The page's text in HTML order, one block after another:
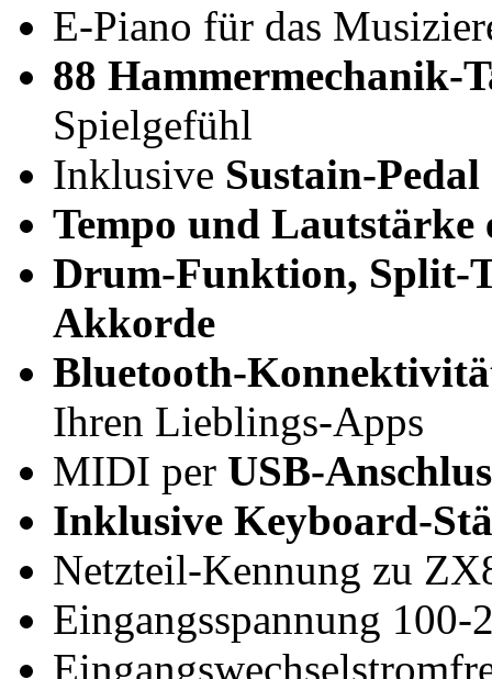
E-Piano für das
88 Hammermechanik-
Spielgefühl
Inklusive Sustain-Pedal
Tempo und Lautstärke
Drum-Funktion, Split-
Akkorde
Bluetooth-
Ihren Lieblings-Apps
MIDI per USB-
Inklusive Keyboard-
Netzteil-Kennung zu
Eingangsspannung 100-